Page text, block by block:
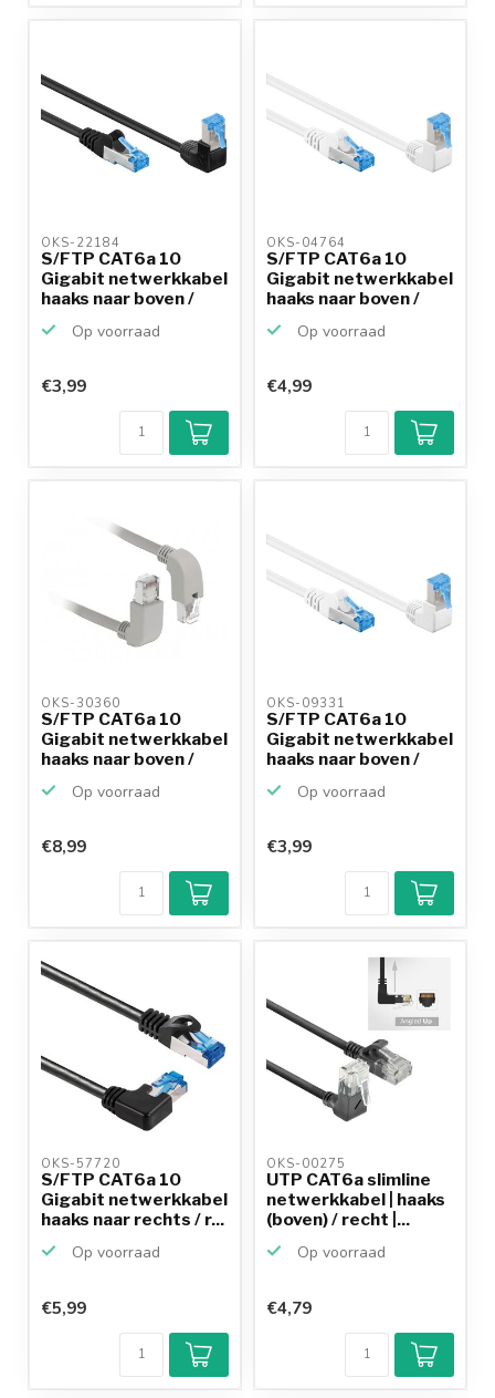
OKS-22184
S/FTP CAT6a 10
Gigabit netwerkkabel
haaks naar boven /
Op voorraad
€3,99
OKS-04764
S/FTP CAT6a 10
Gigabit netwerkkabel
haaks naar boven /
Op voorraad
€4,99
OKS-30360
S/FTP CAT6a 10
Gigabit netwerkkabel
haaks naar boven /
Op voorraad
€8,99
OKS-09331
S/FTP CAT6a 10
Gigabit netwerkkabel
haaks naar boven /
Op voorraad
9,2/10
Achteraf
betalen mogelijk
productkennis
€3,99
OKS-57720
S/FTP CAT6a 10
Gigabit netwerkkabel
haaks naar rechts / r...
Op voorraad
€5,99
OKS-00275
UTP CAT6a slimline
netwerkkabel | haaks
(boven) / recht |...
Op voorraad
€4,79